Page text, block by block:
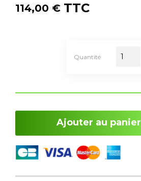
114,00 € TTC
Quantité
Ajouter au panier